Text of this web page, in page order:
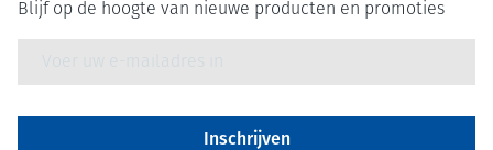
Blijf op de hoogte van nieuwe producten en promoties
Inschrijven